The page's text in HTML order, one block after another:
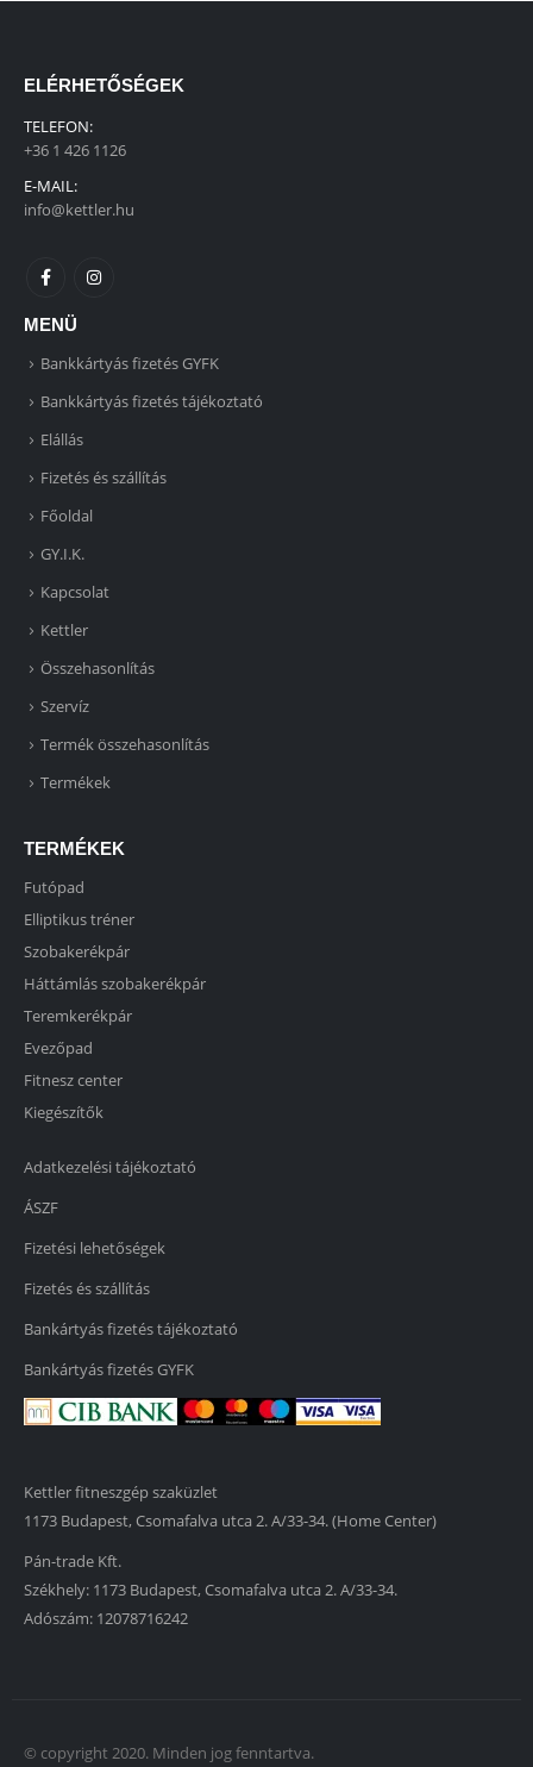
ELÉRHETŐSÉGEK
TELEFON:
+36 1 426 1126
E-MAIL:
info@kettler.hu
MENÜ
Bankkártyás fizetés GYFK
Bankkártyás fizetés tájékoztató
Elállás
Fizetés és szállítás
Főoldal
GY.I.K.
Kapcsolat
Kettler
Összehasonlítás
Szervíz
Termék összehasonlítás
Termékek
TERMÉKEK
Futópad
Elliptikus tréner
Szobakerékpár
Háttámlás szobakerékpár
Teremkerékpár
Evezőpad
Fitnesz center
Kiegészítők
Adatkezelési tájékoztató
ÁSZF
Fizetési lehetőségek
Fizetés és szállítás
Bankártyás fizetés tájékoztató
Bankártyás fizetés GYFK
Kettler fitneszgép szaküzlet
1173 Budapest, Csomafalva utca 2. A/33-34. (Home Center)
Pán-trade Kft.
Székhely: 1173 Budapest, Csomafalva utca 2. A/33-34.
Adószám: 12078716242
© copyright 2020. Minden jog fenntartva.